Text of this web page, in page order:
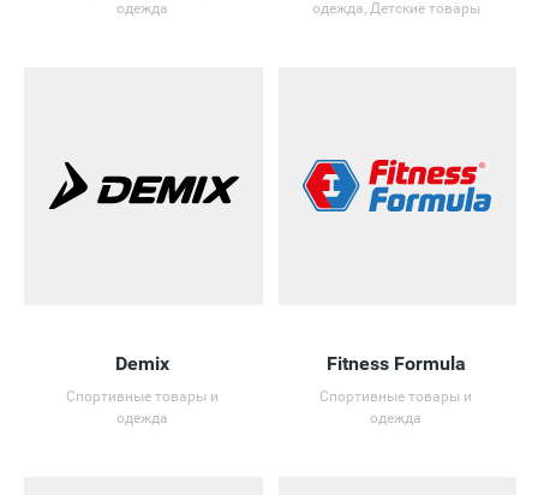
одежда
одежда, Детские товары
Demix
Спортивные товары и
одежда
Fitness Formula
Спортивные товары и
одежда